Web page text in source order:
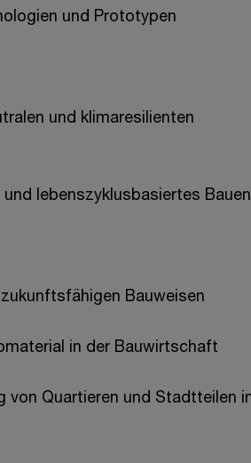
und Prototypen
und klimaresilienten
lebenszyklusbasiertes Bauen
Bauweisen
in der Bauwirtschaft
von Quartieren und Stadtteilen